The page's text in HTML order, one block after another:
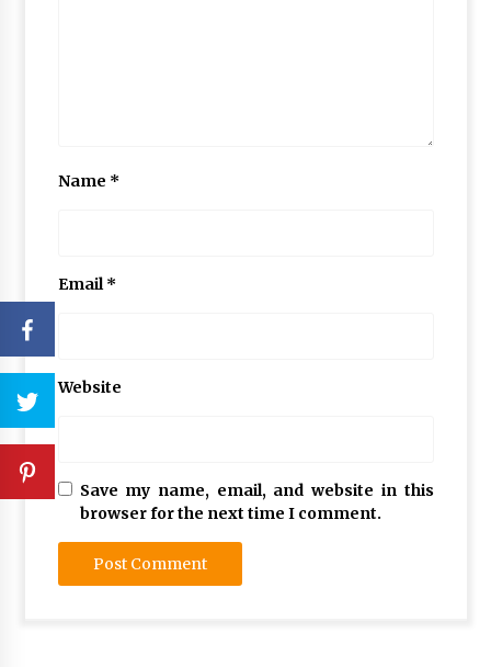
Name *
Email*
Website
Save my name, email, and website in this
browser for the next time I comment.